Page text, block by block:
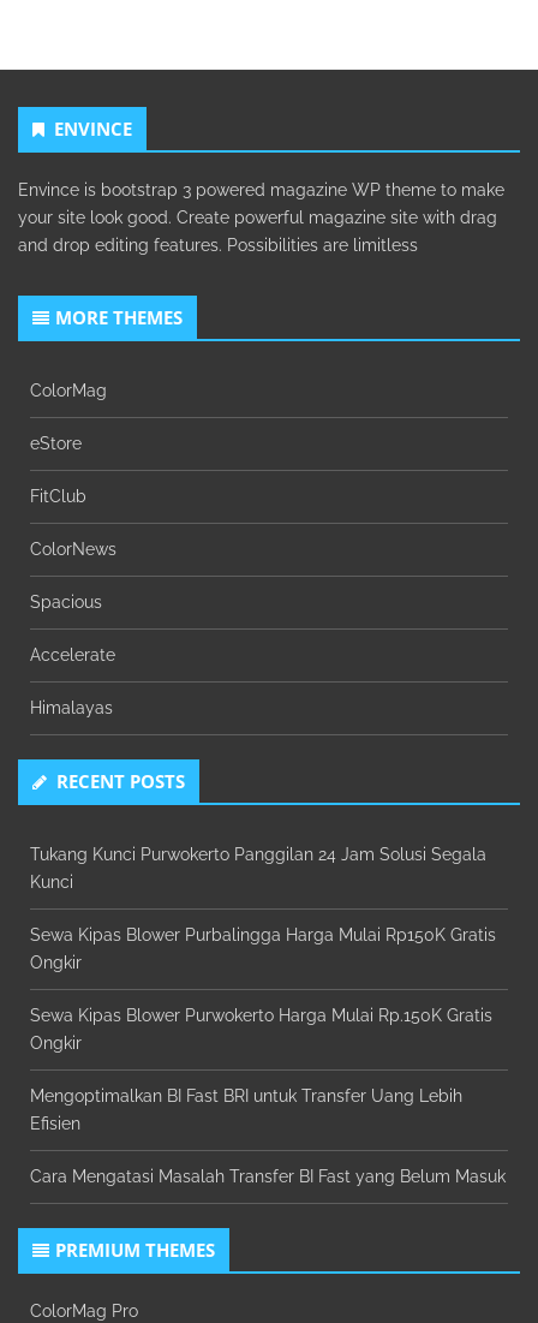
ENVINCE
Envince is bootstrap 3 powered magazine WP theme to make
your site look good. Create powerful magazine site with drag
and drop editing features. Possibilities are limitless
MORE THEMES
ColorMag
eStore
FitClub
ColorNews
Spacious
Accelerate
Himalayas
RECENT POSTS
Tukang Kunci Purwokerto Panggilan 24 Jam Solusi Segala
Kunci
Sewa Kipas Blower Purbalingga Harga Mulai Rp150K Gratis
Ongkir
Sewa Kipas Blower Purwokerto Harga Mulai Rp.150K Gratis
Ongkir
Mengoptimalkan BI Fast BRI untuk Transfer Uang Lebih
Efisien
Cara Mengatasi Masalah Transfer BI Fast yang Belum Masuk
PREMIUM THEMES
ColorMag Pro